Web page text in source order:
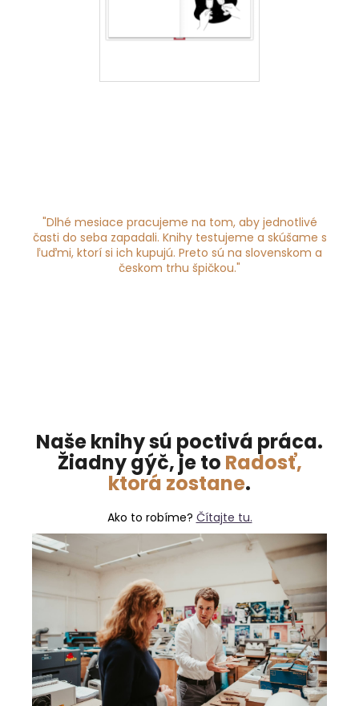
"Dlhé mesiace pracujeme na tom, aby jednotlivé
časti do seba zapadali. Knihy testujeme a skúšame s
ľuďmi, ktorí si ich kupujú. Preto sú na slovenskom a
českom trhu špičkou."
Naše knihy sú poctivá práca.
Žiadny gýč, je to Radosť,
ktorá zostane.
Ako to robíme? Čítajte tu.